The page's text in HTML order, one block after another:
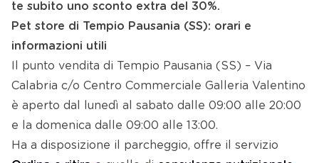
te subito uno sconto extra del 30%.
Pet store di Tempio Pausania (SS): orari e
informazioni utili
Il punto vendita di Tempio Pausania (SS) – Via
Calabria c/o Centro Commerciale Galleria Valentino
è aperto dal lunedì al sabato dalle 09:00 alle 20:00
e la domenica dalle 09:00 alle 13:00.
Ha a disposizione il parcheggio, offre il servizio